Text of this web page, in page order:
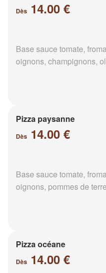
Dès 14.00 €
Base sauce tomate,
oignons, champignons,
Pizza paysanne
Dès 14.00 €
Base sauce tomate,
oignons, pommes de terre
Pizza océane
Dès 14.00 €